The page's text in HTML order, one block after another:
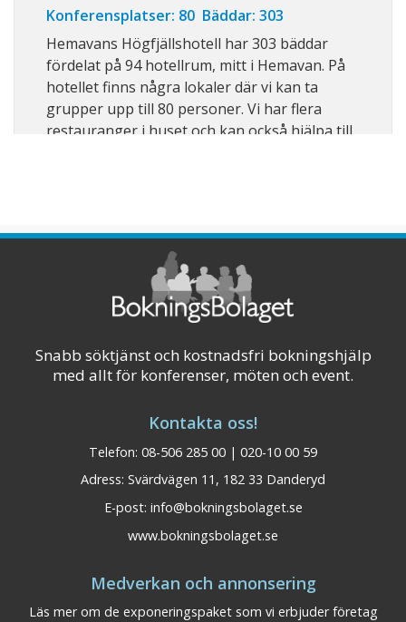
Konferensplatser: 80 Bäddar: 303
Hemavans Högfjällshotell har 303 bäddar
fördelat på 94 hotellrum, mitt i Hemavan. På
hotellet finns några lokaler där vi kan ta
grupper upp till 80 personer. Vi har flera
restauranger i huset och kan också hjälpa till
Snabb söktjänst och kostnadsfri bokningshjälp
med allt för konferenser, möten och event.
Kontakta oss!
Telefon: 08-506 285 00 | 020-10 00 59
Adress: Svärdvägen 11, 182 33 Danderyd
E-post: info@bokningsbolaget.se
www.bokningsbolaget.se
Medverkan och annonsering
Läs mer om de exponeringspaket som vi erbjuder företag